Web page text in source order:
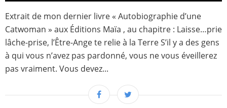
Extrait de mon dernier livre « Autobiographie d’une
Catwoman » aux Éditions Maïa , au chapitre : Laisse…prie
lâche-prise, l’Être-Ange te relie à la Terre S’il y a des gens
à qui vous n’avez pas pardonné, vous ne vous éveillerez
pas vraiment. Vous devez...